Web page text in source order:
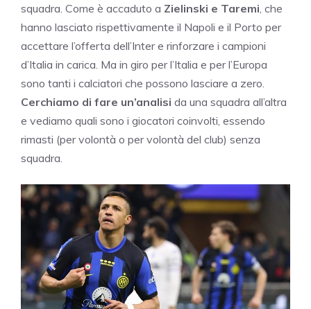
squadra. Come è accaduto a Zielinski e Taremi , che
hanno lasciato rispettivamente il Napoli e il Porto per
accettare l’offerta dell’Inter e rinforzare i campioni
d’Italia in carica. Ma in giro per l’Italia e per l’Europa
sono tanti i calciatori che possono lasciare a zero.
Cerchiamo di fare un’analisi da una squadra all’altra
e vediamo quali sono i giocatori coinvolti, essendo
rimasti (per volontà o per volontà del club) senza
squadra.